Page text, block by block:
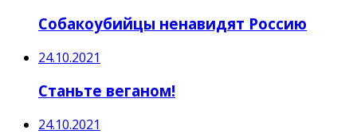
Собакоубийцы ненавидят Россию
24.10.2021
Станьте веганом!
24.10.2021